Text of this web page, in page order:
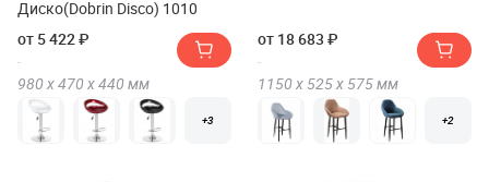
Диско(Dobrin Disco) 1010
от 5 422 ₽
980 х470 х440 мм
+3
от 18 683 ₽
1150 х 525 х 575мм
+2